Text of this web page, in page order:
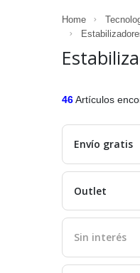
Home
46Artículos
Envío gratis
Outlet
Sin interés